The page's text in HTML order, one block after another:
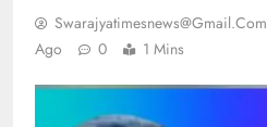
Swarajyatimesnews@gmail.com
Ago
0 1 Mins